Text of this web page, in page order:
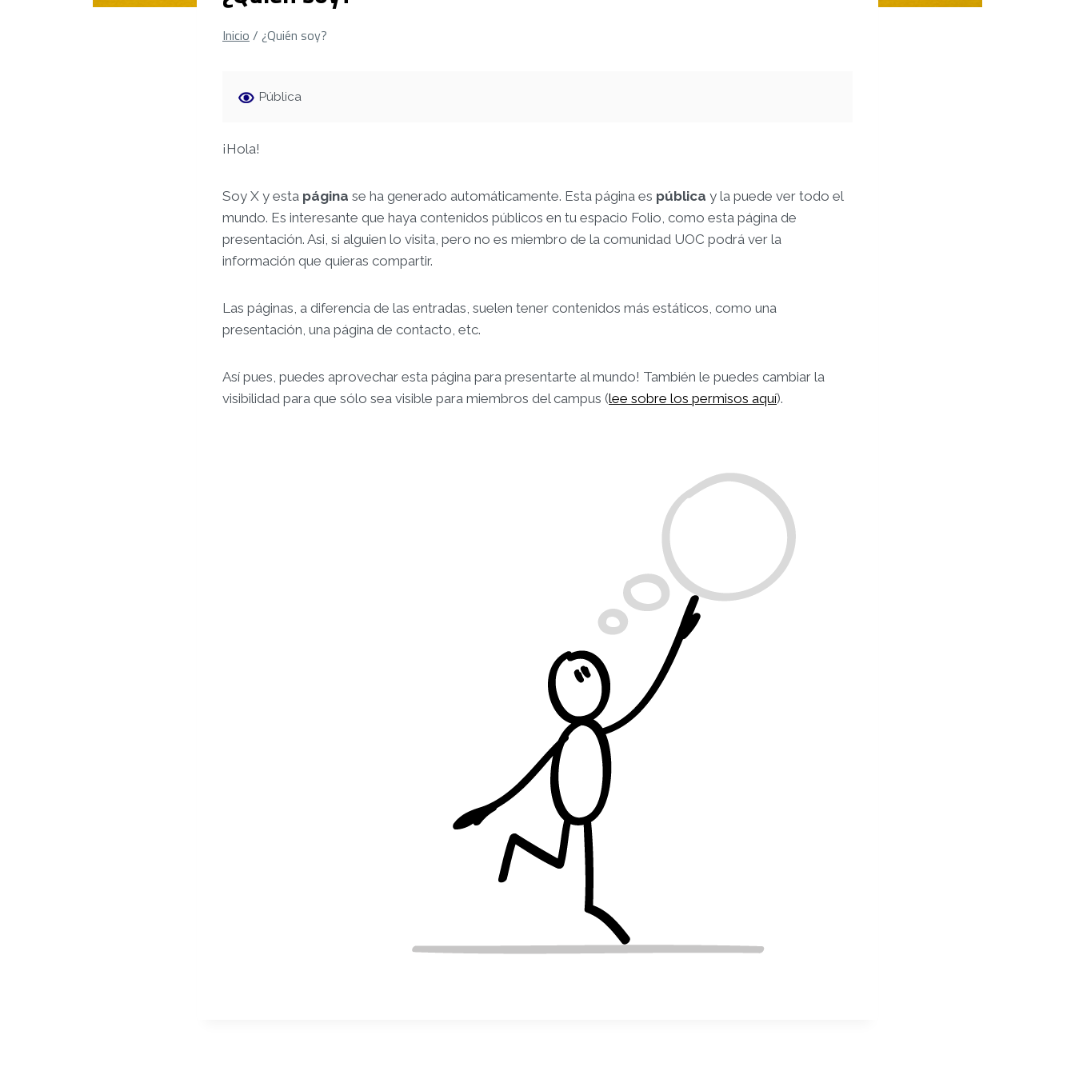
Inicio / ¿Quién soy?
Pública
¡Hola!
Soy X y esta página se ha generado automáticamente. Esta página es pública y la puede ver todo el
mundo. Es interesante que haya contenidos públicos en tu espacio Folio, como esta página de
presentación. Asi, si alguien lo visita, pero no es miembro de la comunidad UOC podrá ver la
información que quieras compartir.
Las páginas, a diferencia de las entradas, suelen tener contenidos más estáticos, como una
presentación, una página de contacto, etc.
Así pues, puedes aprovechar esta página para presentarte al mundo! También le puedes cambiar la
visibilidad para que sólo sea visible para miembros del campus (lee sobre los permisos aquí).